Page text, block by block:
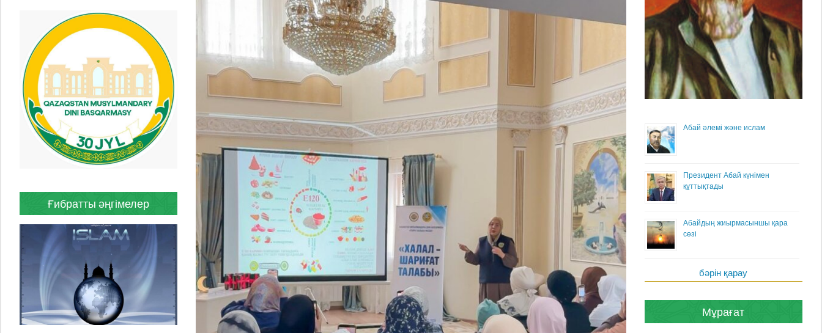
Ғибратты әңгімелер
Абай әлемі және ислам
Президент Абай күнімен
құттықтады
Абайдың жиырмасыншы қара
сөзі
бәрін қарау
Мұрағат